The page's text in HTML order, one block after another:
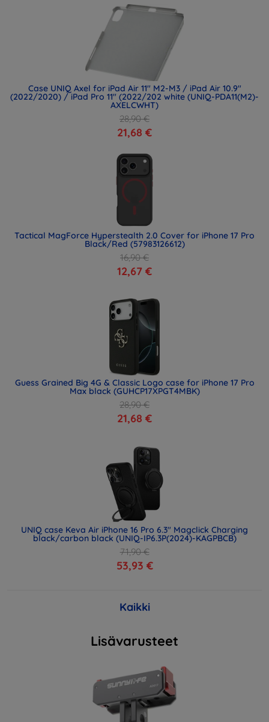
Case UNIQ Axel for iPad Air 11" M2-M3 / iPad Air 10.9"
(2022/2020) / iPad Pro 11" (2022/202 white (UNIQ-PDA11(M2)-
AXELCWHT)
28,90 €
21,68 €
Tactical MagForce Hyperstealth 2.0 Cover for iPhone 17 Pro
Black/Red (57983126612)
16,90 €
12,67 €
Guess Grained Big 4G & Classic Logo case for iPhone 17 Pro
Max black (GUHCP17XPGT4MBK)
28,90 €
21,68 €
UNIQ case Keva Air iPhone 16 Pro 6.3" Magclick Charging
black/carbon black (UNIQ-IP6.3P(2024)-KAGPBCB)
71,90 €
53,93 €
Kaikki
Lisävarusteet